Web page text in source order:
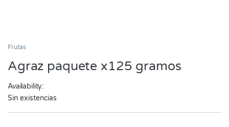
Frutas
Agraz paquete x125 gramos
Availability:
Sin existencias